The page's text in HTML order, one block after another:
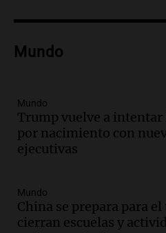
Audio.Preparativos
Bulaya este sábado
Audio.
Congreso y
oxígeno en
Panorama Federal
y llega avión para
brigada aérea
Panorama Federal
Mundo
Mundo
Trump vuelve a
por nacimiento con
ejecutivas
Mundo
China se prepara para
cierran escuelas y